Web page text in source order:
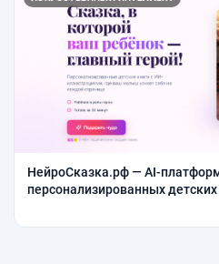
НейроСказка.рф — AI-
персонализированных детских